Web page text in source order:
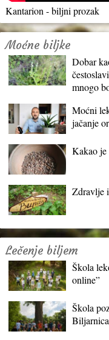
Kantarion - biljni prozak
Moćne biljke
Dobar
mnogo
Moćni
jačanje
Kakao je
Zdravlje
Lečenje biljem
Škola
online”
Škola